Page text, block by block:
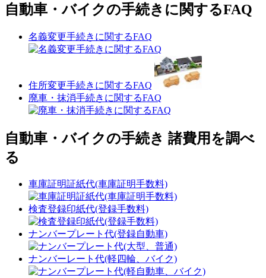
自動車・バイクの手続きに関するFAQ
名義変更手続きに関するFAQ
住所変更手続きに関するFAQ
廃車・抹消手続きに関するFAQ
自動車・バイクの手続き 諸費用を調べ
る
車庫証明証紙代(車庫証明手数料)
検査登録印紙代(登録手数料)
ナンバープレート代(登録自動車)
ナンバーレート代(軽四輪、バイク)